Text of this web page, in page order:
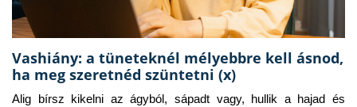
Vashiány: a tüneteknél mélyebbre kell ásnod,
ha meg szeretnéd szüntetni (x)
Alig bírsz kikelni az ágyból, sápadt vagy, hullik a hajad és